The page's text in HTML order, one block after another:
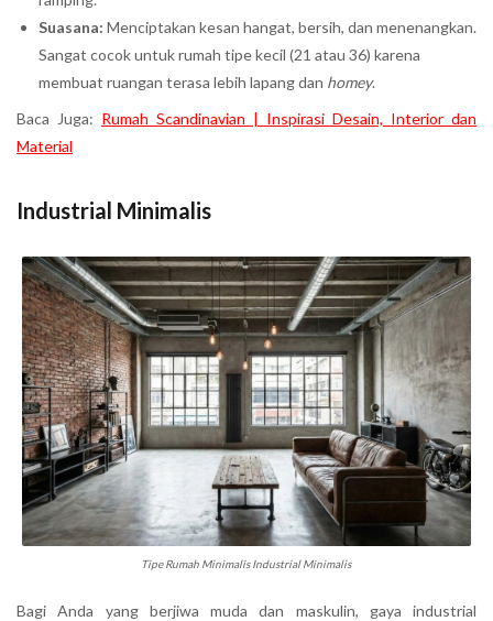
Suasana: Menciptakan kesan hangat, bersih, dan menenangkan.
Sangat cocok untuk rumah tipe kecil (21 atau 36) karena
membuat ruangan terasa lebih lapang dan homey.
Baca Juga: Rumah Scandinavian | Inspirasi Desain, Interior dan
Material
Industrial Minimalis
Tipe Rumah Minimalis Industrial Minimalis
Bagi Anda yang berjiwa muda dan maskulin, gaya industrial